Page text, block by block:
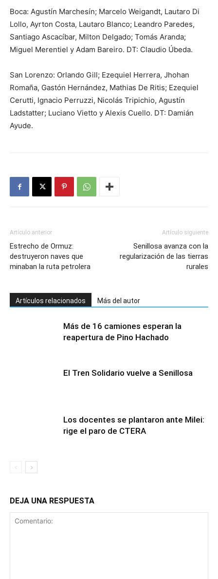
Boca: Agustín Marchesín; Marcelo Weigandt, Lautaro Di
Lollo, Ayrton Costa, Lautaro Blanco; Leandro Paredes,
Santiago Ascacíbar, Milton Delgado; Tomás Aranda;
Miguel Merentiel y Adam Bareiro. DT: Claudio Úbeda.
San Lorenzo: Orlando Gill; Ezequiel Herrera, Jhohan
Romaña, Gastón Hernández, Mathias De Ritis; Ezequiel
Cerutti, Ignacio Perruzzi, Nicolás Tripichio, Agustín
Ladstatter; Luciano Vietto y Alexis Cuello. DT: Damián
Ayude.
Artículo anterior
Estrecho de Ormuz:
destruyeron naves que
minaban la ruta petrolera
Artículo siguiente
Senillosa avanza con la
regularización de las tierras
rurales
Artículos relacionados Más del autor
Más de 16 camiones esperan la
reapertura de Pino Hachado
El Tren Solidario vuelve a Senillosa
Los docentes se plantaron ante Milei:
rige el paro de CTERA
DEJA UNA RESPUESTA